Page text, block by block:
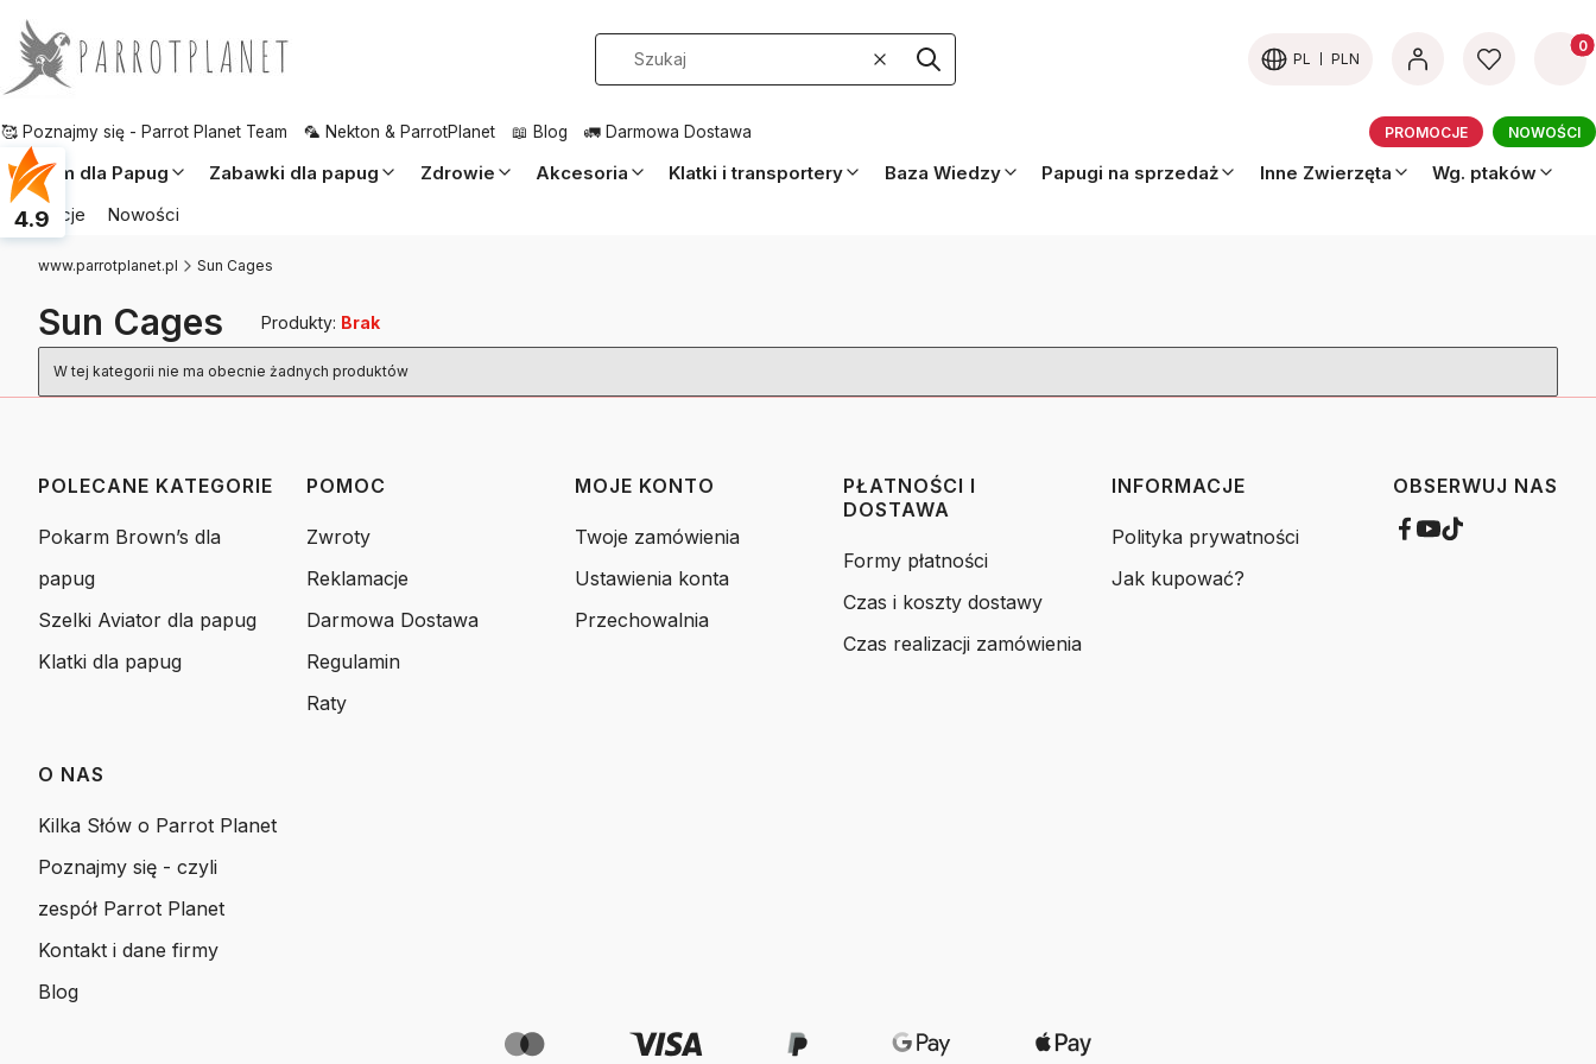
WyczyśćSzukaj PL PLN
🥰 Poznajmy się - Parrot Planet Team 🦜 Nekton & ParrotPlanet 📖 Blog 🚛 Darmowa Dostawa PROMOCJE NOWOŚCI
Pokarm dla Papug Zabawki dla papug Zdrowie Akcesoria Klatki i transportery Baza Wiedzy Papugi na sprzedaż Inne Zwierzęta
Wg. ptaków
Promocje
Nowości
www.parrotplanet.pl Sun Cages
Sun Cages Produkty: Brak
Lista produktów
W tej kategorii nie ma obecnie żadnych produktów
Linki w stopce
POLECANE KATEGORIE
Pokarm Brown’s dla
papug
Szelki Aviator dla papug
Klatki dla papug
POMOC
Zwroty
Reklamacje
Darmowa Dostawa
Regulamin
Raty
MOJE KONTO
Twoje zamówienia
Ustawienia konta
Przechowalnia
PŁATNOŚCI I
DOSTAWA
Formy płatności
Czas i koszty dostawy
Czas realizacji zamówienia
INFORMACJE
Polityka prywatności
Jak kupować?
O NAS
Kilka Słów o Parrot Planet
Poznajmy się - czyli
zespół Parrot Planet
Kontakt i dane firmy
Blog
OBSERWUJ NAS
4.9